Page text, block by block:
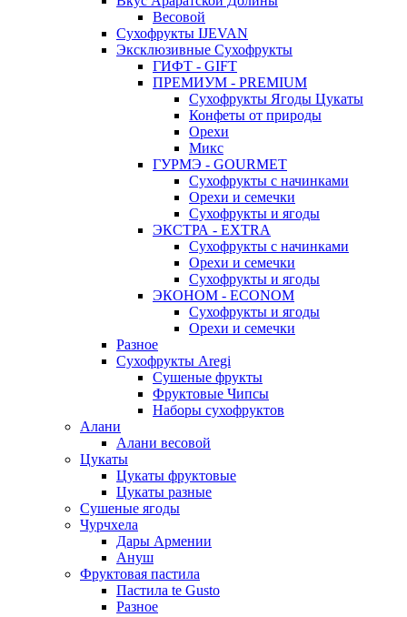
Весовой
Сухофрукты IJEVAN
Эксклюзивные Сухофрукты
ГИФТ - GIFT
ПРЕМИУМ - PREMIUM
Сухофрукты Ягоды Цукаты
Конфеты от природы
Орехи
Микс
ГУРМЭ - GOURMET
Сухофрукты с начинками
Орехи и семечки
Сухофрукты и ягоды
ЭКСТРА - EXTRA
Сухофрукты с начинками
Орехи и семечки
Сухофрукты и ягоды
ЭКОНОМ - ECONOM
Сухофрукты и ягоды
Орехи и семечки
Разное
Сухофрукты Aregi
Сушеные фрукты
Фруктовые Чипсы
Наборы сухофруктов
Алани
Алани весовой
Цукаты
Цукаты фруктовые
Цукаты разные
Сушеные ягоды
Чурчхела
Дары Армении
Ануш
Фруктовая пастила
Пастила te Gusto
Разное